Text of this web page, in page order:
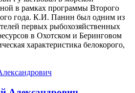
в рамках программы Второго
года. К.И. Панин был одним из
первых рыбохозяйственных
в Охотском и Беринговом
характеристика белокорого,